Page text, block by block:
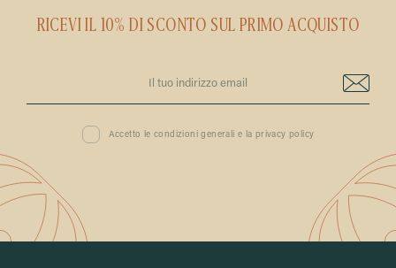
RICEVI IL 10% DI SCONTO SUL PRIMO ACQUISTO
Accetto le condizioni generali e la privacy policy